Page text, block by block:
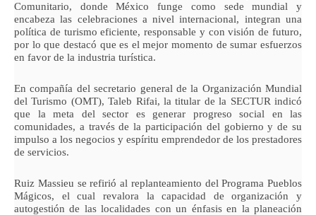
Comunitario, donde México funge como sede mundial y
encabeza las celebraciones a nivel internacional, integran una
política de turismo eficiente, responsable y con visión de futuro,
por lo que destacó que es el mejor momento de sumar esfuerzos
en favor de la industria turística.
En compañía del secretario general de la Organización Mundial
del Turismo (OMT), Taleb Rifai, la titular de la SECTUR indicó
que la meta del sector es generar progreso social en las
comunidades, a través de la participación del gobierno y de su
impulso a los negocios y espíritu emprendedor de los prestadores
de servicios.
Ruiz Massieu se refirió al replanteamiento del Programa Pueblos
Mágicos, el cual revalora la capacidad de organización y
autogestión de las localidades con un énfasis en la planeación